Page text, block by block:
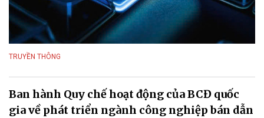
TRUYỀN THÔNG
Ban hành Quy chế hoạt động của BCĐ quốc
gia về phát triển ngành công nghiệp bán dẫn